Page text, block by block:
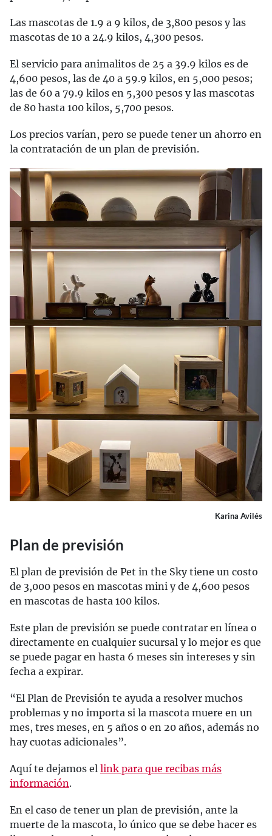
Las mascotas de 1.9 a 9 kilos, de 3,800 pesos y las
mascotas de 10 a 24.9 kilos, 4,300 pesos.
El servicio para animalitos de 25 a 39.9 kilos es de
4,600 pesos, las de 40 a 59.9 kilos, en 5,000 pesos;
las de 60 a 79.9 kilos en 5,300 pesos y las mascotas
de 80 hasta 100 kilos, 5,700 pesos.
Los precios varían, pero se puede tener un ahorro en
la contratación de un plan de previsión.
Karina Avilés
Plan de previsión
El plan de previsión de Pet in the Sky tiene un costo
de 3,000 pesos en mascotas mini y de 4,600 pesos
en mascotas de hasta 100 kilos.
Este plan de previsión se puede contratar en línea o
directamente en cualquier sucursal y lo mejor es que
se puede pagar en hasta 6 meses sin intereses y sin
fecha a expirar.
“El Plan de Previsión te ayuda a resolver muchos
problemas y no importa si la mascota muere en un
mes, tres meses, en 5 años o en 20 años, además no
hay cuotas adicionales”.
Aquí te dejamos el link para que recibas más
información.
En el caso de tener un plan de previsión, ante la
muerte de la mascota, lo único que se debe hacer es